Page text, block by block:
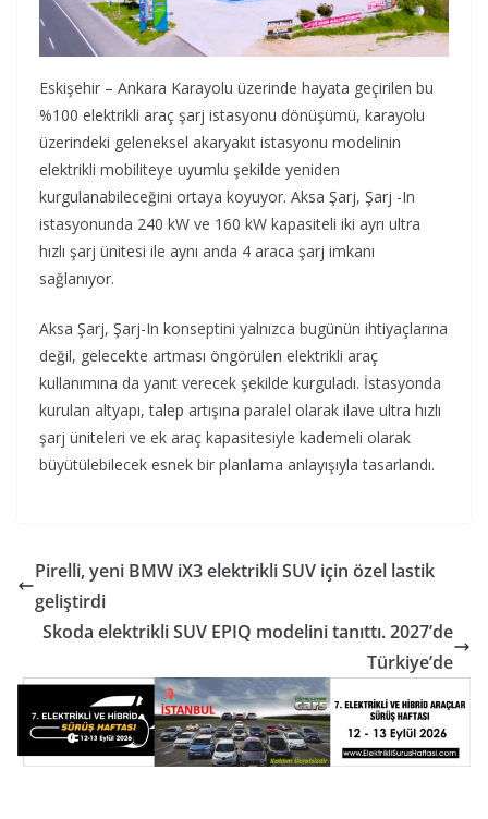
Eskişehir – Ankara Karayolu üzerinde hayata geçirilen bu
%100 elektrikli araç şarj istasyonu dönüşümü, karayolu
üzerindeki geleneksel akaryakıt istasyonu modelinin
elektrikli mobiliteye uyumlu şekilde yeniden
kurgulanabileceğini ortaya koyuyor. Aksa Şarj, Şarj -In
istasyonunda 240 kW ve 160 kW kapasiteli iki ayrı ultra
hızlı şarj ünitesi ile aynı anda 4 araca şarj imkanı
sağlanıyor.
Aksa Şarj, Şarj-In konseptini yalnızca bugünün ihtiyaçlarına
değil, gelecekte artması öngörülen elektrikli araç
kullanımına da yanıt verecek şekilde kurguladı. İstasyonda
kurulan altyapı, talep artışına paralel olarak ilave ultra hızlı
şarj üniteleri ve ek araç kapasitesiyle kademeli olarak
büyütülebilecek esnek bir planlama anlayışıyla tasarlandı.
Pirelli, yeni BMW iX3 elektrikli SUV için özel lastik
geliştirdi
Skoda elektrikli SUV EPIQ modelini tanıttı. 2027’de
Türkiye’de